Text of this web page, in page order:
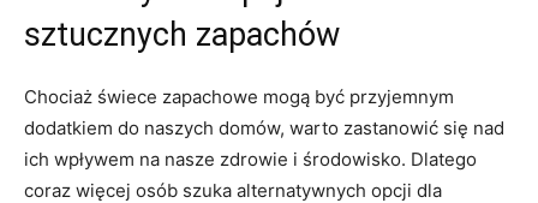
sztucznych zapachów
Chociaż świece⁢ zapachowe mogą być przyjemnym
dodatkiem do naszych⁢ domów, warto zastanowić się nad
ich wpływem ⁤na⁢ nasze⁢ zdrowie i środowisko. Dlatego
coraz więcej osób szuka alternatywnych opcji dla